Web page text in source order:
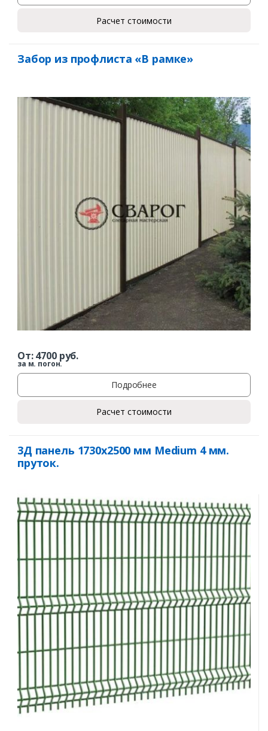
Расчет стоимости
Забор из профлиста «В рамке»
От:4700руб.
за м. погон.
Подробнее
Расчет стоимости
3Д панель 1730х2500 мм Medium 4 мм.
пруток.